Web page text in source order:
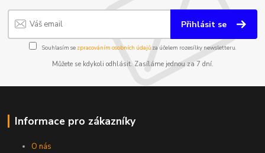
Přihlásit se
Souhlasím se zpracováním osobních údajůza účelem rozesílky newsletteru.
Můžete se kdykoli odhlásit. Zasíláme jednou za 7 dní.
Informace pro zákazníky
O nás